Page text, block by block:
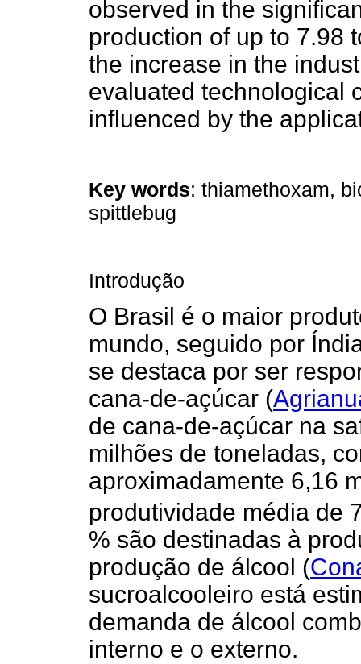
observed in the
production of up to 7.98
the increase in the
evaluated technological
influenced by the
Key words: thiamethoxam,
spittlebug
Introdução
O Brasil é o maior
mundo, seguido por
se destaca por ser
cana-de-açúcar (
de cana-de-açúcar na
milhões de toneladas,
aproximadamente 6,16
produtividade média de
% são destinadas à
produção de álcool (
sucroalcooleiro está
demanda de álcool
interno e o externo.